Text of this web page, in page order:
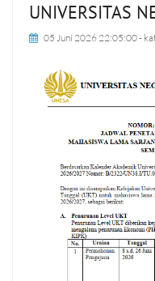
UNIVERSITAS
05 Juni 2026 22:05:00-